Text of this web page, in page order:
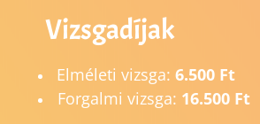
Vizsgadíjak
Elméleti vizsga: 6.500 Ft
Forgalmi vizsga: 16.500 Ft